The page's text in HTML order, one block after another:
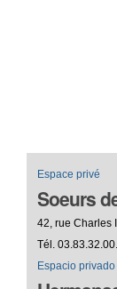
Espace privé
Soeurs
42, rue Charles
Tél.
Espacio privado